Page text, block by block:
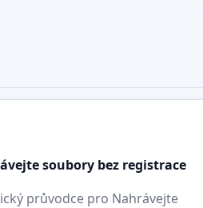
soubory bez registrace
průvodce pro Nahrávejte